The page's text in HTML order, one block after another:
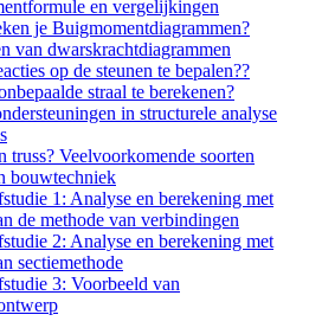
en vergelijkingen
je Buigmomentdiagrammen?
van dwarskrachtdiagrammen
op de steunen te bepalen??
straal te berekenen?
in structurele analyse
truss? Veelvoorkomende soorten
bouwtechniek
1: Analyse en berekening met
de methode van verbindingen
2: Analyse en berekening met
sectiemethode
3: Voorbeeld van